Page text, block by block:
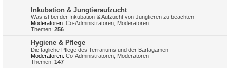
Inkubation & Jungtieraufzucht
Was ist bei der Inkubation & Aufzucht von Jungtieren zu beachten
Moderatoren: Co-Administratoren Moderatoren
Themen: 256
Hygiene & Pflege
Die tägliche Pflege des Terrariums und der Bartagamen
Moderatoren: Co-Administratoren Moderatoren
Themen: 147